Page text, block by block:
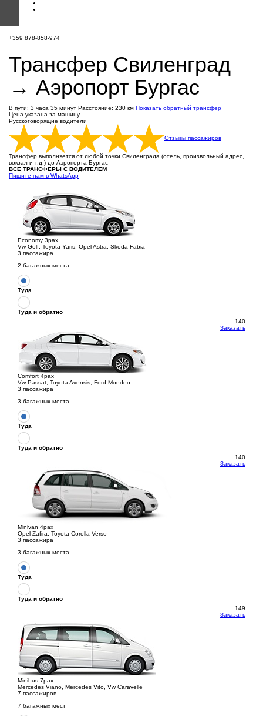
+359 878-858-974
Трансфер Свиленград
→ Аэропорт Бургас
В пути: 3 часа 35 минут Расстояние: 230 км Показать обратный трансфер
Цена указана за машину
Русскоговорящие водители
Отзывы пассажиров
Трансфер выполняется от любой точки Свиленграда (отель, произвольный адрес,
вокзал и т.д.) до Аэропорта Бургас
ВСЕ ТРАНСФЕРЫ С ВОДИТЕЛЕМ
Пишите нам в WhatsApp
Economy 3pax
Vw Golf, Toyota Yaris, Opel Astra, Skoda Fabia
3 пассажира
2 багажных места
Туда
Туда и обратно
140
Заказать
Comfort 4pax
Vw Passat, Toyota Avensis, Ford Mondeo
3 пассажира
3 багажных места
Туда
Туда и обратно
140
Заказать
Minivan 4pax
Opel Zafira, Toyota Corolla Verso
3 пассажира
3 багажных места
Туда
Туда и обратно
149
Заказать
Minibus 7pax
Mercedes Viano, Mercedes Vito, Vw Caravelle
7 пассажиров
7 багажных мест